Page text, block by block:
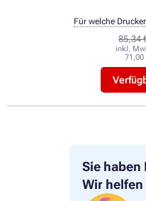
Sie haben
Wir
85,34
inkl.
71,00
Für welche